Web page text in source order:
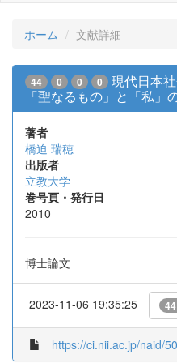
ホーム 文献詳細
44 0 0 0
現代日本
「聖なるもの」と「私」
著者
橋迫 瑞穂
出版者
立教大学
巻号頁・発行日
2010
博士論文
2023-11-06 19:35:25
https://ci.nii.ac.jp/naid/